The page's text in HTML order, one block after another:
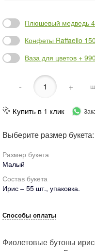
Плюшевый медведь
Конфеты Raffaello
Ваза для цветов +
- +
Купить в 1 клик
Выберите размер букета:
Размер букета
Малый
Состав букета
Ирис – 55 шт., упаковка.
Способы оплаты
Фиолетовые бутоны